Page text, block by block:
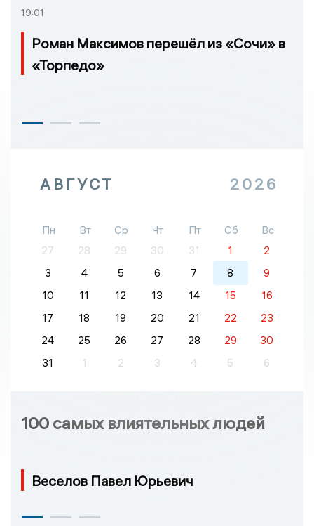
19:01
Роман Максимов перешёл из «Сочи» в
«Торпедо»
АВГУСТ 2026
Пн Вт Ср Чт Пт Сб
Вс
27
28 29 30 31 1
2
3
4 5 6 7 8
9
10
11 12 13 14 15
16
17
18 19 20 21 22
23
24
25 26 27 28 29
30
31
1 2 3 4 5 6
100 самых влиятельных людей
Веселов Павел Юрьевич